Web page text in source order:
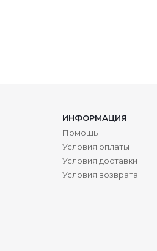
ИНФОРМАЦИЯ
Помощь
Условия оплаты
Условия доставки
Условия возврата